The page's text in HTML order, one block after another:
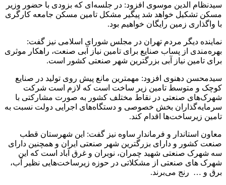
سیدنظام الدین موسوی افزود: در جلسه‌ای که بزودی با حضور وزیر
مسکن تشکیل خواهد شد پیگیر مشکل تامین مسکن جامعه کارگری
با واگذاری زمین رایگان خواهیم بود.
نماینده دیگر مردم تهران در مجلس شورای اسلامی نیز گفت:
بهره‌مندی از پساب صنایع برای تامین نیاز آبی صنعت، راهکار موثری
برای تامین نیاز آبی بزرگترین شهر صنعتی کشور است.
سیدمحسن دهنوی افزود: مهمترین مانع پیش روی تولید در صنایع
کوچک و متوسط تامین زیر ساخت است که لازم است شرکت
شهرک‌های صنعتی در نقاط مختلف کشور به صورت مشارکتی با
سرمایه‌گذاران بخش خصوصی و دستگاه‌های اجرایی دولت نسبت به
تامین زیرساخت‌ها اقدام کند.
معاون استاندار و فرماندار ساوه نیز گفت: این شهرستان قطب
صنعت کشور و دارای بزرگترین شهر صنعتی ایران و همچنین دارای
سه شهرک صنعتی شهید چمران، نوبران و غرق آباد است که این
شهرک های صنعتی از مشکلاتی در حوزه زیرساخت‌هایی نظیر آب،
برق و … رنج می‌برند.